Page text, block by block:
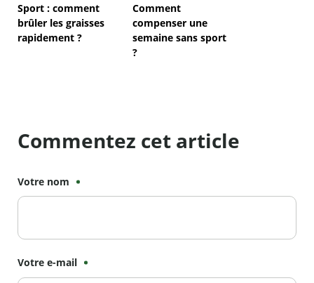
Sport : comment
brûler les graisses
rapidement ?
Comment
compenser une
semaine sans sport
?
Commentez cet article
Votre nom
Votre e-mail